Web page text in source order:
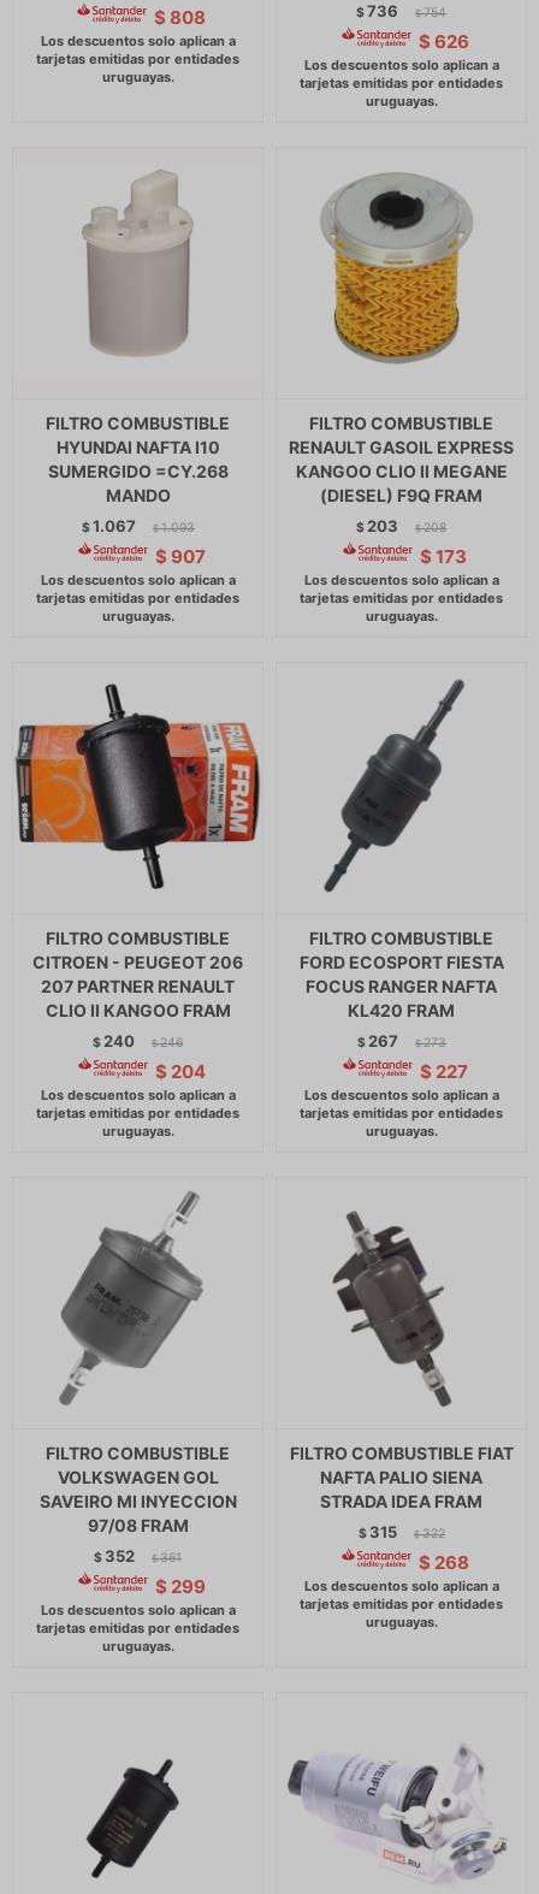
$ 808 $736 $ 754
$ 626
FILTRO COMBUSTIBLE
HYUNDAI NAFTA I10
SUMERGIDO =CY.268
MANDO
$1.067 $ 1.093
$ 907
FILTRO COMBUSTIBLE
RENAULT GASOIL EXPRESS
KANGOO CLIO II MEGANE
(DIESEL) F9Q FRAM
$ 203 $ 208
$ 173
FILTRO COMBUSTIBLE
CITROEN - PEUGEOT 206
207 PARTNER RENAULT
CLIO II KANGOO FRAM
$ 240 $ 246
$ 204
FILTRO COMBUSTIBLE
FORD ECOSPORT FIESTA
FOCUS RANGER NAFTA
KL420 FRAM
$ 267 $ 273
$ 227
FILTRO COMBUSTIBLE
VOLKSWAGEN GOL
SAVEIRO MI INYECCION
97/08 FRAM
$ 352 $ 361
$ 299
FILTRO COMBUSTIBLE FIAT
NAFTA PALIO SIENA
STRADA IDEA FRAM
$ 315 $ 322
$ 268